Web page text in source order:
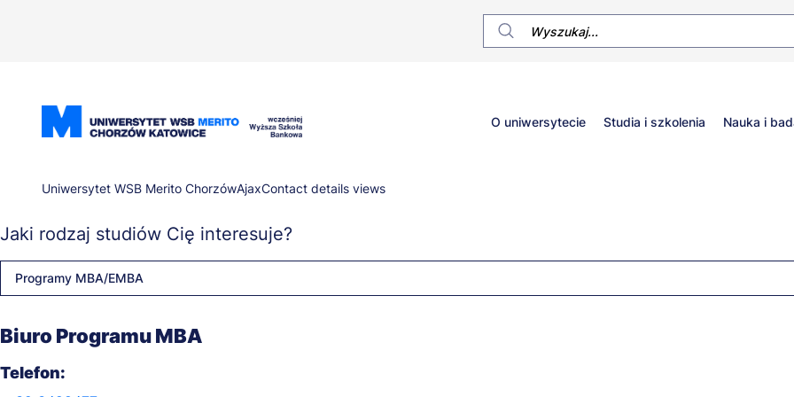
Główne
O uniwersytecie Studia i szkolenia Nauka i
Ścieżka
nawigacyjna
Uniwersytet WSB Merito ChorzówAjaxContact details views
Jaki rodzaj studiów Cię interesuje?
Programy MBA/EMBA
Biuro Programu MBA
Telefon: